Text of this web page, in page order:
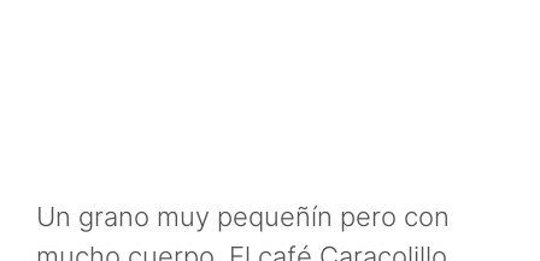
Un grano muy pequeñín pero con